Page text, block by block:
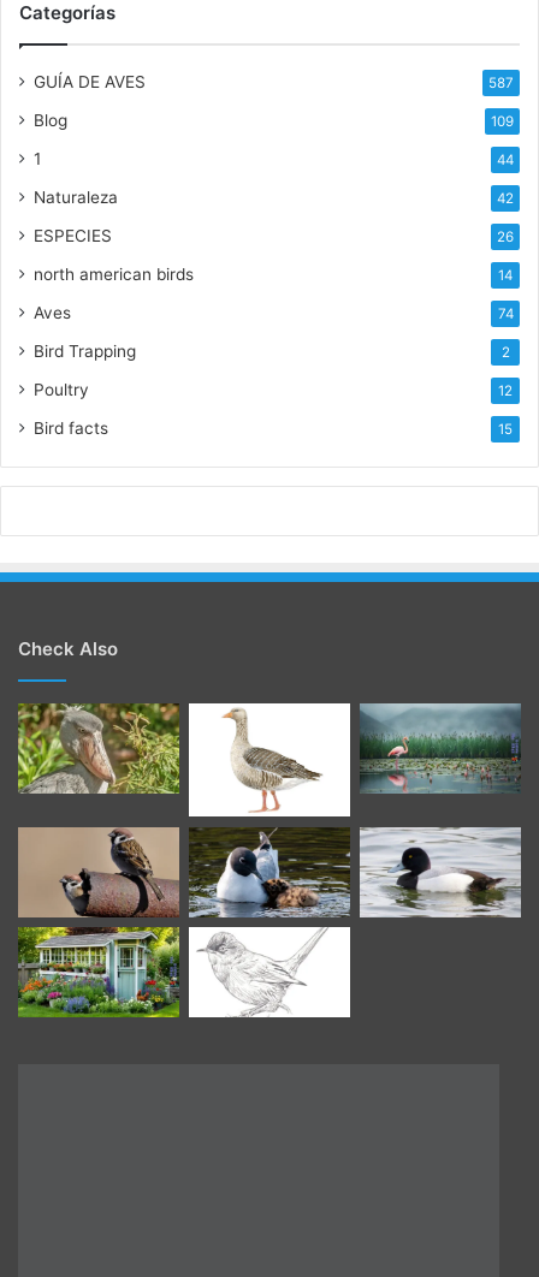
Categorías
GUÍA DE AVES 587
Blog 109
1 44
Naturaleza 42
ESPECIES 26
north american birds 14
Aves 74
Bird Trapping 2
Poultry 12
Bird facts 15
Check Also